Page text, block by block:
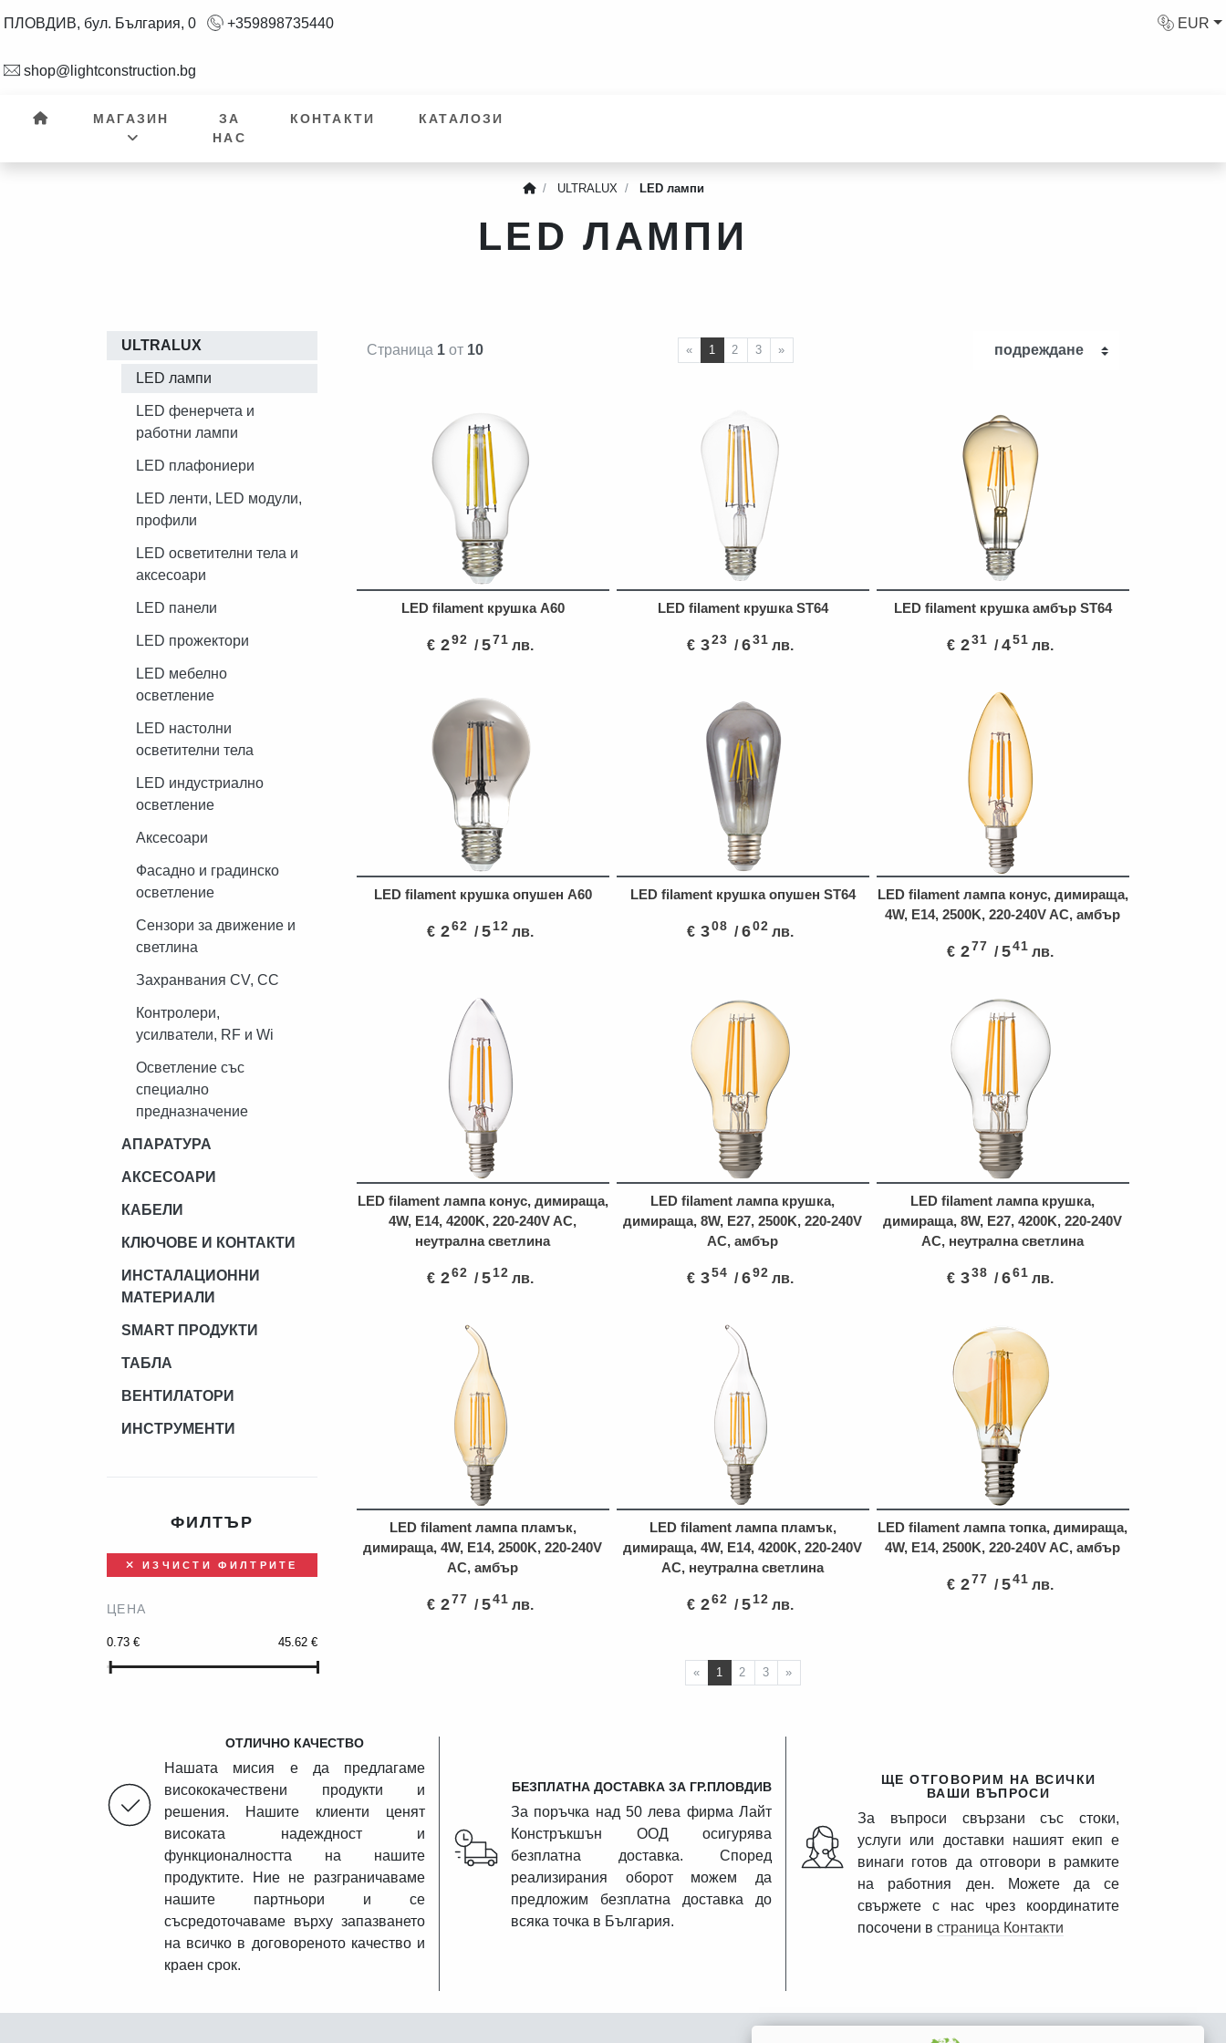
ПЛОВДИВ, бул. България, 0 +359898735440
shop@lightconstruction.bg
EUR
МАГАЗИН
ЗА
НАС
КОНТАКТИ КАТАЛОЗИ
ULTRALUX LED лампи
LED ЛАМПИ
ULTRALUX
LED лампи
LED фенерчета и
работни лампи
LED плафониери
LED ленти, LED модули,
профили
LED осветителни тела и
аксесоари
LED панели
LED прожектори
LED мебелно
осветление
LED настолни
осветителни тела
LED индустриално
осветление
Аксесоари
Фасадно и градинско
осветление
Сензори за движение и
светлина
Захранвания CV, CC
Контролери,
усилватели, RF и Wi
Осветление със
специално
предназначение
АПАРАТУРА
АКСЕСОАРИ
КАБЕЛИ
КЛЮЧОВЕ И КОНТАКТИ
ИНСТАЛАЦИОННИ
МАТЕРИАЛИ
SMART ПРОДУКТИ
ТАБЛА
ВЕНТИЛАТОРИ
ИНСТРУМЕНТИ
ФИЛТЪР
ИЗЧИСТИ ФИЛТРИТЕ
ЦЕНА
0.73 € 45.62 €
Страница 1 от 10 « ПРЕДИШНА СТЪПКА
1 2 3 » подреждане
LED filament крушка A60
€ 292 /571 лв.
LED filament крушка ST64
€ 323 /631 лв.
LED filament крушка амбър ST64
€ 231 /451 лв.
LED filament крушка опушен A60
€ 262 /512 лв.
LED filament крушка опушен ST64
€ 308 /602 лв.
LED filament лампа конус, димираща,
4W, E14, 2500K, 220-240V AC, амбър
€ 277 /541 лв.
LED filament лампа конус, димираща,
4W, E14, 4200K, 220-240V AC,
неутрална светлина
€ 262 /512 лв.
LED filament лампа крушка,
димираща, 8W, E27, 2500K, 220-240V
AC, амбър
€ 354 /692 лв.
LED filament лампа крушка,
димираща, 8W, E27, 4200K, 220-240V
AC, неутрална светлина
€ 338 /661 лв.
LED filament лампа пламък,
димираща, 4W, E14, 2500K, 220-240V
AC, амбър
€ 277 /541 лв.
LED filament лампа пламък,
димираща, 4W, E14, 4200K, 220-240V
AC, неутрална светлина
€ 262 /512 лв.
LED filament лампа топка, димираща,
4W, E14, 2500K, 220-240V AC, амбър
€ 277 /541 лв.
« ПРЕДИШНА СТЪПКА
1 2 3 »
ОТЛИЧНО КАЧЕСТВО
Нашата мисия е да предлагаме
висококачествени продукти и
решения. Нашите клиенти ценят
високата надеждност и
функционалността на нашите
продуктите. Ние не разграничаваме
нашите партньори и се
съсредоточаваме върху запазването
на всичко в договореното качество и
краен срок.
БЕЗПЛАТНА ДОСТАВКА ЗА ГР.ПЛОВДИВ
За поръчка над 50 лева фирма Лайт
Констръкшън ООД осигурява
безплатна доставка. Според
реализирания оборот можем да
предложим безплатна доставка до
всяка точка в България.
ЩЕ ОТГОВОРИМ НА ВСИЧКИ
ВАШИ ВЪПРОСИ
За въпроси свързани със стоки,
услуги или доставки нашият екип е
винаги готов да отговори в рамките
на работния ден. Можете да се
свържете с нас чрез координатите
посочени встраница Контакти